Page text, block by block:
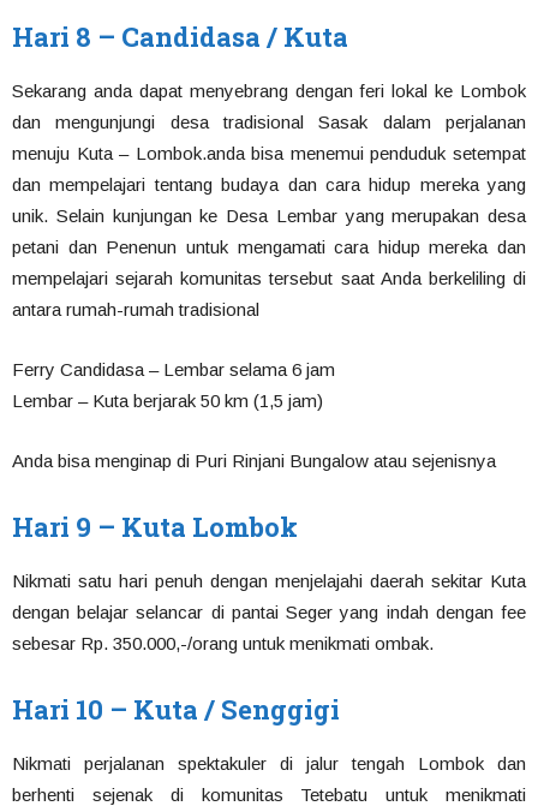
Hari 8 – Candidasa / Kuta
Sekarang anda dapat menyebrang dengan feri lokal ke Lombok
dan mengunjungi desa tradisional Sasak dalam perjalanan
menuju Kuta – Lombok.anda bisa menemui penduduk setempat
dan mempelajari tentang budaya dan cara hidup mereka yang
unik. Selain kunjungan ke Desa Lembar yang merupakan desa
petani dan Penenun untuk mengamati cara hidup mereka dan
mempelajari sejarah komunitas tersebut saat Anda berkeliling di
antara rumah-rumah tradisional
Ferry Candidasa – Lembar selama 6 jam
Lembar – Kuta berjarak 50 km (1,5 jam)
Anda bisa menginap di Puri Rinjani Bungalow atau sejenisnya
Hari 9 – Kuta Lombok
Nikmati satu hari penuh dengan menjelajahi daerah sekitar Kuta
dengan belajar selancar di pantai Seger yang indah dengan fee
sebesar Rp. 350.000,-/orang untuk menikmati ombak.
Hari 10 – Kuta / Senggigi
Nikmati perjalanan spektakuler di jalur tengah Lombok dan
berhenti sejenak di komunitas Tetebatu untuk menikmati